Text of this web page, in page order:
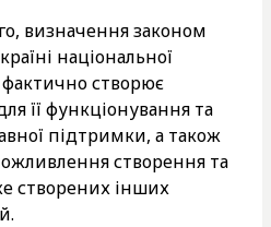
визначення законом
національної
фактично створює
її функціонування та
підтримки, а також
створення та
створених інших